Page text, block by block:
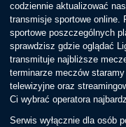
codziennie aktualizować
transmisje sportowe online.
sportowe poszczególnych
sprawdzisz gdzie oglądać
transmituje najbliższe
terminarze meczów
telewizyjne oraz
Ci wybrać operatora
Serwis wyłącznie dla osób